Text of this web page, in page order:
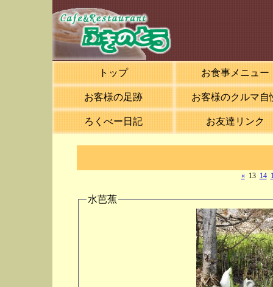
トップ お食事メニュー
お客様の足跡 お客様のクルマ自
ろくべー日記 お友達リンク
«13 14
水芭蕉